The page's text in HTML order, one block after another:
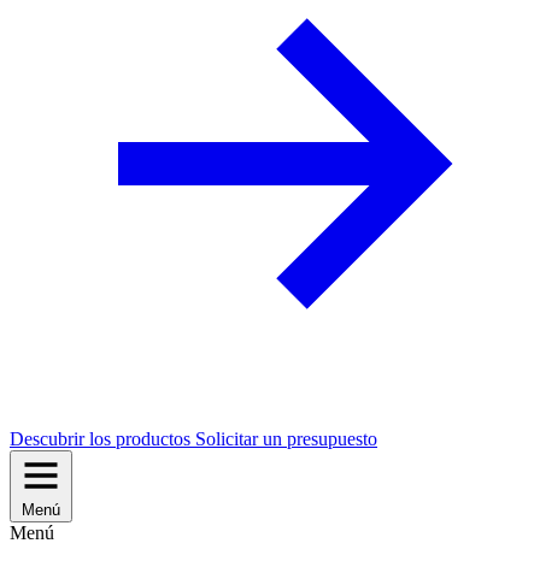
Descubrir los productos Solicitar un presupuesto
Menú
Menú